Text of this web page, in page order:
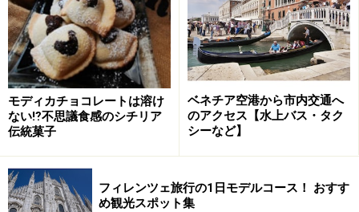
TEL：081-455262
営業時間：11:30～24:00
定休日：日曜・祝日・8月の第2週と第3週
アクセス：トリブナリ通り沿い、サン・グレゴリオ・ア
ルメーノ教会裏手
※記事内容は執筆時点のものです。最新の内容をご確認くださ
※海外を訪れる際には最新情報の入手に努め、「
ホームページ
」を確認するなど、安全確保に十分注意を払ってく
ださい。
モディカチョコレートは溶け
ない⁉不思議食感のシチリア
伝統菓子
ベネチア空港から市内交通へ
のアクセス【水上バス・タク
シーなど】
フィレンツェ旅行の1日モデルコース！ おすす
め観光スポット集